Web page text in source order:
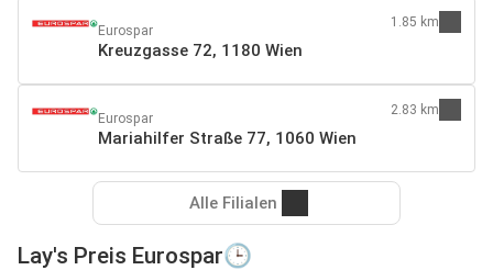
Eurospar
Kreuzgasse 72, 1180 Wien
1.85 km
Eurospar
Mariahilfer Straße 77, 1060 Wien
2.83 km
Alle Filialen
Lay's Preis Eurospar🕒